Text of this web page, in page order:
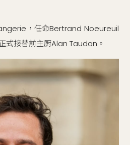
，任命Bertrand Noeureuil
式接替前主厨Alan Taudon。